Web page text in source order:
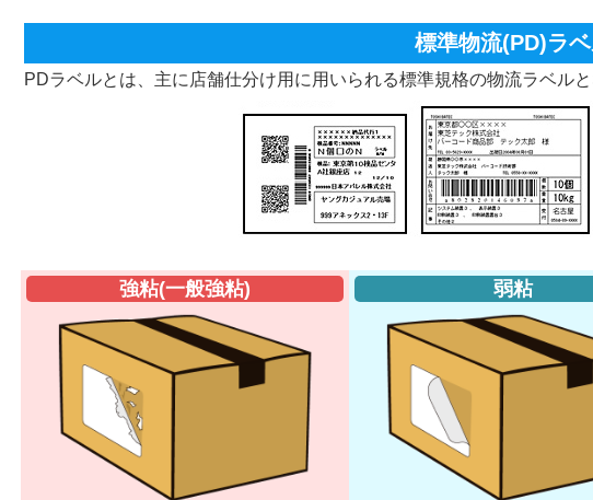
標準物流(PD)ラ
PDラベルとは、主に店舗仕分け用に用いられる標準規格の物流ラベルと
強粘(一般強粘) 弱粘